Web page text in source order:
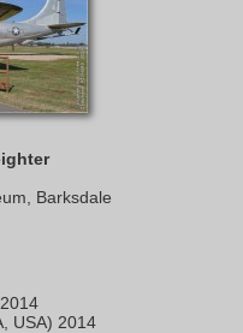
Barksdale
USA) 2014